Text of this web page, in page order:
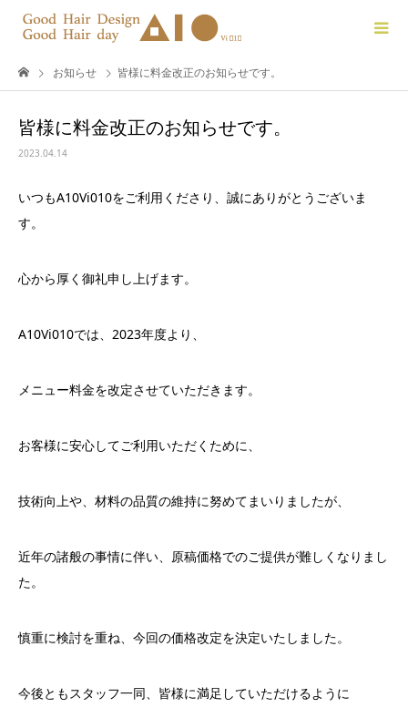
お知らせ 皆様に料金改正のお知らせです。
皆様に料金改正のお知らせです。
2023.04.14
いつもA10Vi010をご利用くださり、誠にありがとうございま
す。
心から厚く御礼申し上げます。
A10Vi010では、2023年度より、
メニュー料金を改定させていただきます。
お客様に安心してご利用いただくために、
技術向上や、材料の品質の維持に努めてまいりましたが、
近年の諸般の事情に伴い、原稿価格でのご提供が難しくなりまし
た。
慎重に検討を重ね、今回の価格改定を決定いたしました。
今後ともスタッフ一同、皆様に満足していただけるように